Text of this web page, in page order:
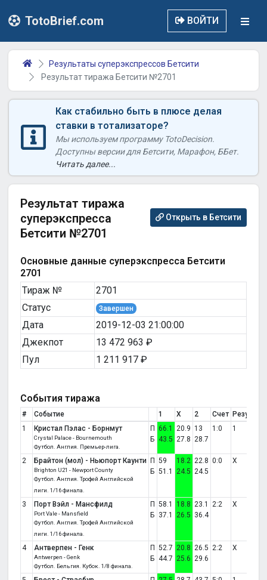
TotoBrief.com ВОЙТИ
Результаты суперэкспрессов Бетсити
Результат тиража Бетсити №2701
Как стабильно быть в плюсе делая
ставки в тотализаторе?
Мы используем программу TotoDecision.
Доступны версии для Бетсити, Марафон, ББет.
Читать далее...
Результат тиража
суперэкспресса
Бетсити №2701
Открыть в Бетсити
Основные данные суперэкспресса Бетсити
2701
Тираж №
2701
Статус
Завершен
Дата
2019-12-03 21:00:00
Джекпот
13 472 963 ₽
Пул
1 211 917 ₽
События тиража
# Событие 1 X 2 Счет
1
Кристал Пэлас - Борнмут
Crystal Palace - Bournemouth
Футбол. Англия. Премьер-лига.
П
Б
66.1
43.5
20.9
27.8
13
28.7
1:0 1
2 Брайтон (мол) - Ньюпорт Каунти
Brighton U21 - Newport County
Футбол. Англия. Трофей Английской
лиги. 1/16 финала.
П
Б
59
51.1
18.2
24.5
22.8
24.5
0:0 X
3 Порт Вэйл - Мансфилд
Port Vale - Mansfield
Футбол. Англия. Трофей Английской
лиги. 1/16 финала.
П
Б
58.1
37.1
18.8
26.5
23.1
36.4
2:2 X
4 Антверпен - Генк
Antwerpen - Genk
Футбол. Бельгия. Кубок. 1/8 финала.
П
Б
52.7
44.7
20.8
25.6
26.5
29.6
2:2 X